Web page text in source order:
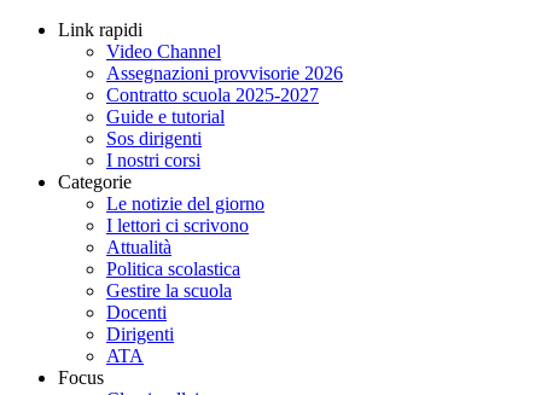
Link rapidi
Video Channel
Assegnazioni provvisorie 2026
Contratto scuola 2025-2027
Guide e tutorial
Sos dirigenti
I nostri corsi
Categorie
Le notizie del giorno
I lettori ci scrivono
Attualità
Politica scolastica
Gestire la scuola
Docenti
Dirigenti
ATA
Focus